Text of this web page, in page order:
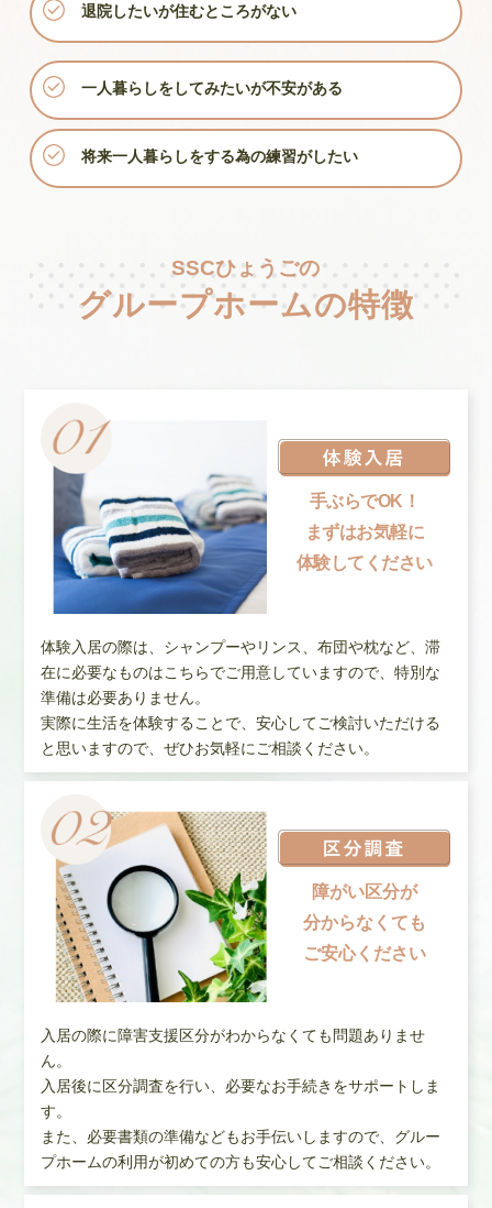
退院したいが住むところがない
一人暮らしをしてみたいが不安がある
将来一人暮らしをする為の練習がしたい
SSCひょうごの
グループホームの特徴
手ぶらでOK！
まずはお気軽に
体験してください
体験入居の際は、シャンプーやリンス、布団や枕など、滞
在に必要なものはこちらでご用意していますので、特別な
準備は必要ありません。
実際に生活を体験することで、安心してご検討いただける
と思いますので、ぜひお気軽にご相談ください。
障がい区分が
分からなくても
ご安心ください
入居の際に障害支援区分がわからなくても問題ありませ
ん。
入居後に区分調査を行い、必要なお手続きをサポートしま
す。
また、必要書類の準備などもお手伝いしますので、グルー
プホームの利用が初めての方も安心してご相談ください。